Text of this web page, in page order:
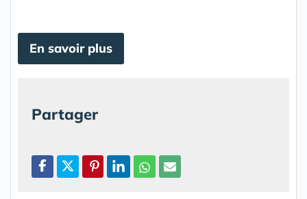
En savoir plus
Partager